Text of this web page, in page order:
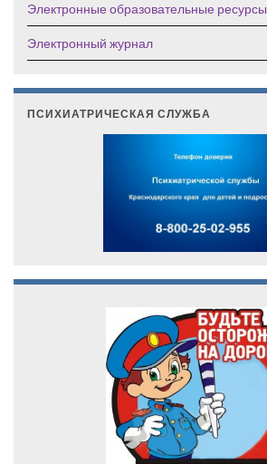
Электронные образовательные ресурсы
Электронный журнал
ПСИХИАТРИЧЕСКАЯ СЛУЖБА